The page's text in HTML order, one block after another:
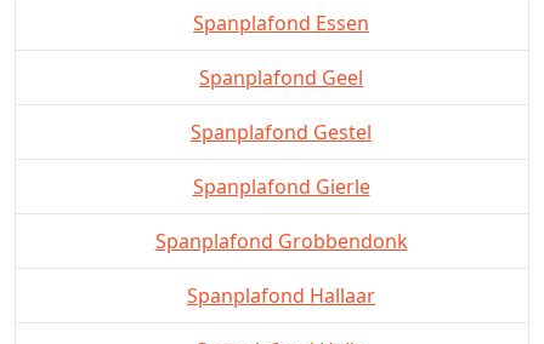
Spanplafond Essen
Spanplafond Geel
Spanplafond Gestel
Spanplafond Gierle
Spanplafond Grobbendonk
Spanplafond Hallaar